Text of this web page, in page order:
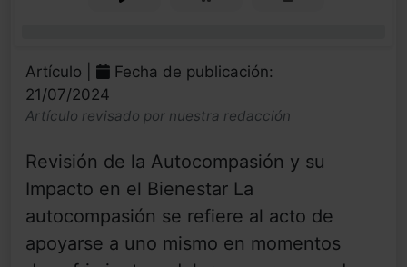
Artículo |
Fecha de publicación:
21/07/2024
Artículo revisado por nuestra redacción
Revisión de la Autocompasión y su
Impacto en el Bienestar La
autocompasión se refiere al acto de
apoyarse a uno mismo en momentos